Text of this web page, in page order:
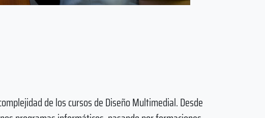
de los cursos de Diseño Multimedial. Desde